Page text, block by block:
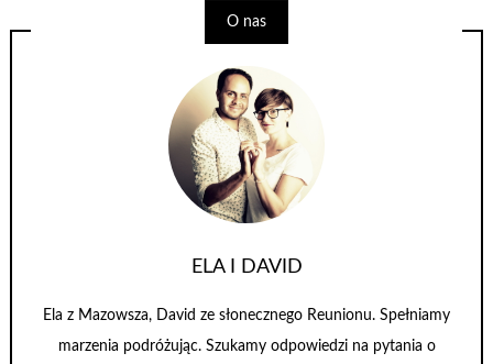
O nas
ELA I DAVID
Ela z Mazowsza, David ze słonecznego Reunionu. Spełniamy
marzenia podróżując. Szukamy odpowiedzi na pytania o